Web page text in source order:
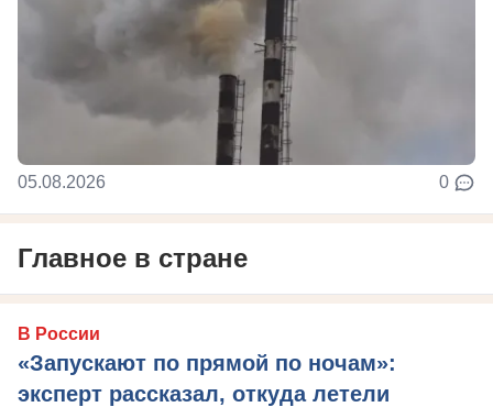
05.08.2026 0
Главное в стране
В России
«Запускают по прямой по ночам»:
эксперт рассказал, откуда летели